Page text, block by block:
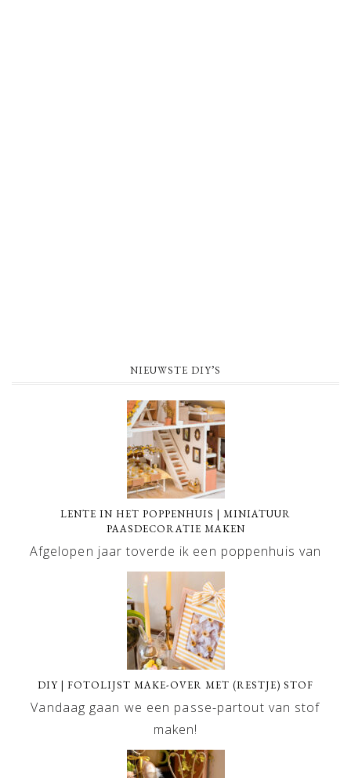
NIEUWSTE DIY’S
LENTE IN HET POPPENHUIS | MINIATUUR
PAASDECORATIE MAKEN
Afgelopen jaar toverde ik een poppenhuis van
DIY | FOTOLIJST MAKE-OVER MET (RESTJE) STOF
Vandaag gaan we een passe-partout van stof
maken!